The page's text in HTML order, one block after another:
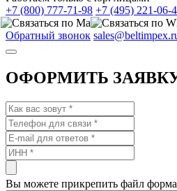
+7 (800) 777-71-98 +7 (495) 221-06-
Обратный звонок
ОФОРМИТЬ
Вы можете прикрепить файл